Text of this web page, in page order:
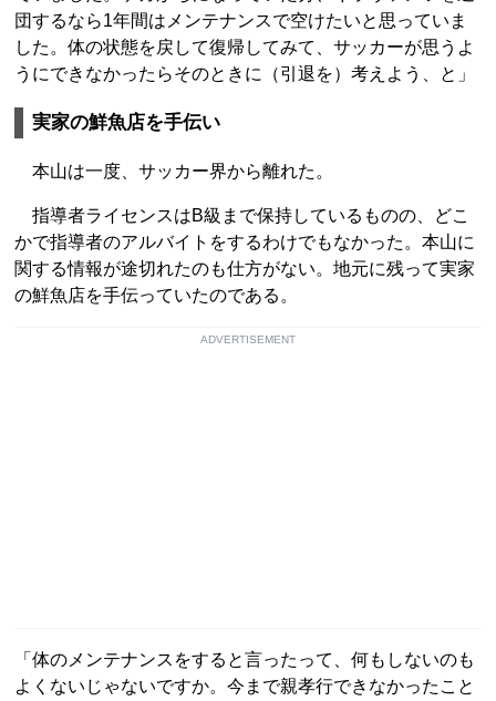
団するなら1年間はメンテナンスで空けたいと思っていま
した。体の状態を戻して復帰してみて、サッカーが思うよ
うにできなかったらそのときに（引退を）考えよう、と」
実家の鮮魚店を手伝い
本山は一度、サッカー界から離れた。
指導者ライセンスはB級まで保持しているものの、どこ
かで指導者のアルバイトをするわけでもなかった。本山に
関する情報が途切れたのも仕方がない。地元に残って実家
の鮮魚店を手伝っていたのである。
ADVERTISEMENT
「体のメンテナンスをすると言ったって、何もしないのも
よくないじゃないですか。今まで親孝行できなかったこと